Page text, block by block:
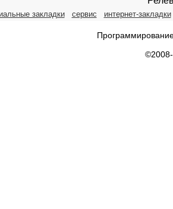
закладки сервис интернет-закладки